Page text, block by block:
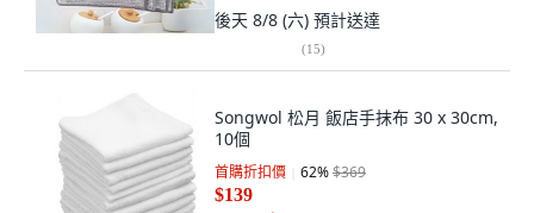
後天 8/8 (六) 預計送達
(15)
Songwol 松月 飯店手抹布 30 x 30cm,
10個
首購折扣價 62%$369
$139